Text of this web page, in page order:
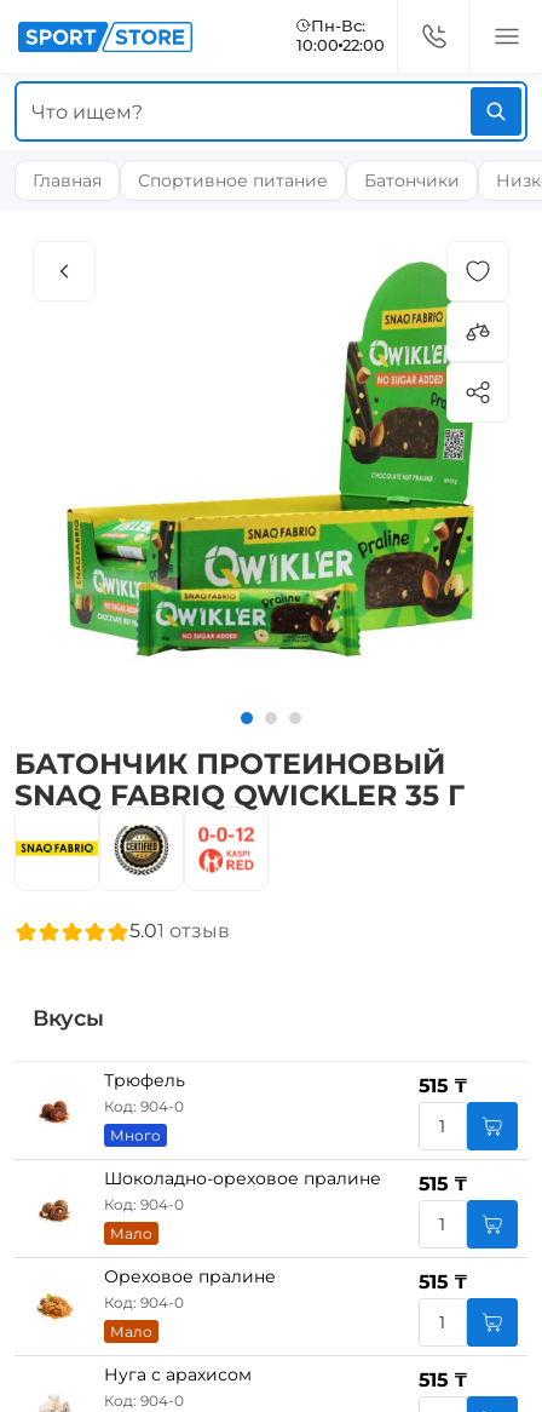
Пн-Вс:
10:00 22:00
Главная Спортивное питание Батончики
БАТОНЧИК ПРОТЕИНОВЫЙ
SNAQ FABRIQ QWICKLER 35 Г
5.01 отзыв
Вкусы
Трюфель
Код: 904-0
Много
515 ₸
Шоколадно-ореховое пралине
Код: 904-0
Мало
515 ₸
Ореховое пралине
Код: 904-0
Мало
515 ₸
Нуга с арахисом
Код: 904-0
515 ₸